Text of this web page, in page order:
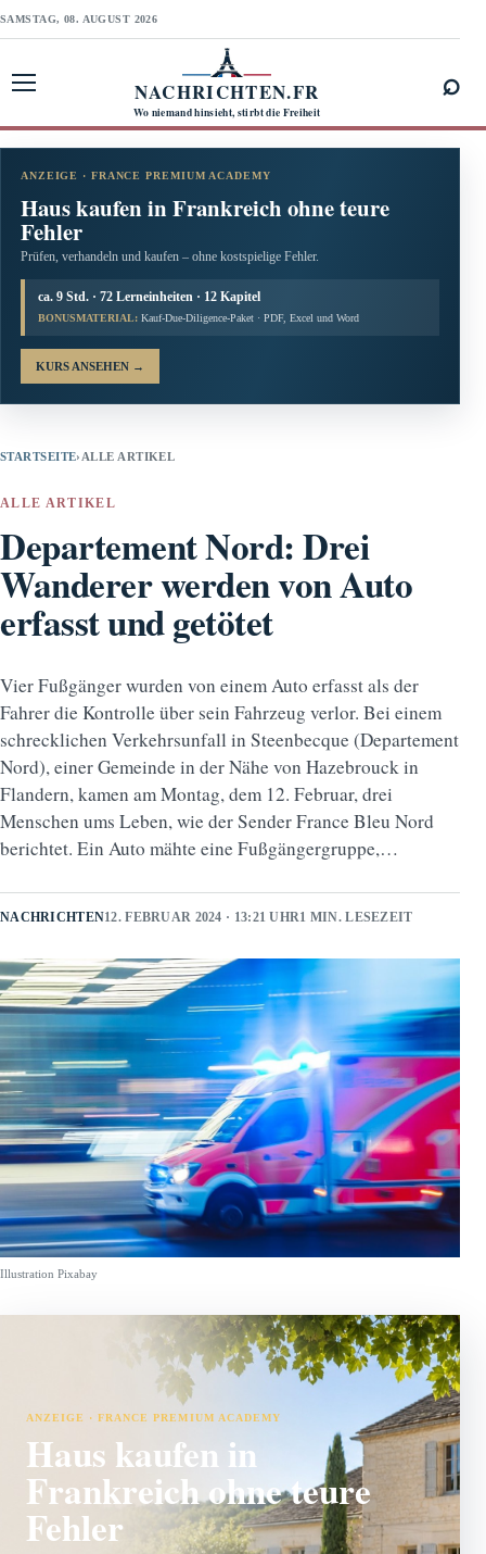
SAMSTAG, 08. AUGUST 2026
NACHRICHTEN.FR
Wo niemand hinsieht, stirbt die Freiheit
⌕
ANZEIGE · FRANCE PREMIUM ACADEMY
Haus kaufen in Frankreich ohne teure
Fehler
Prüfen, verhandeln und kaufen – ohne kostspielige Fehler.
ca. 9 Std. · 72 Lerneinheiten · 12 Kapitel
BONUSMATERIAL: Kauf-Due-Diligence-Paket · PDF, Excel und Word
KURS ANSEHEN →
STARTSEITE› ALLE ARTIKEL
ALLE ARTIKEL
Departement Nord: Drei
Wanderer werden von Auto
erfasst und getötet
Vier Fußgänger wurden von einem Auto erfasst als der
Fahrer die Kontrolle über sein Fahrzeug verlor. Bei einem
schrecklichen Verkehrsunfall in Steenbecque (Departement
Nord), einer Gemeinde in der Nähe von Hazebrouck in
Flandern, kamen am Montag, dem 12. Februar, drei
Menschen ums Leben, wie der Sender France Bleu Nord
berichtet. Ein Auto mähte eine Fußgängergruppe,…
NACHRICHTEN12. FEBRUAR 2024 · 13:21 UHR1 MIN. LESEZEIT
Illustration Pixabay
ANZEIGE · FRANCE PREMIUM ACADEMY
Haus kaufen in
Frankreich ohne teure
Fehler